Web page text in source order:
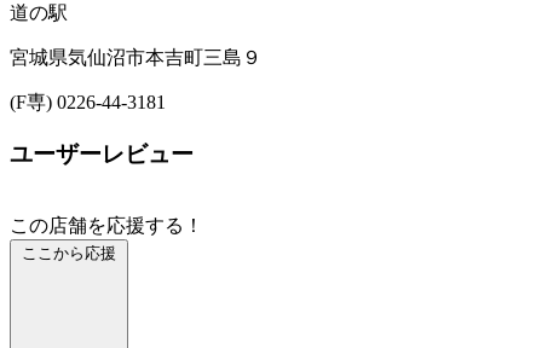
道の駅
宮城県気仙沼市本吉町三島９
(F専) 0226-44-3181
ユーザーレビュー
この店舗を応援する！
ここから応援